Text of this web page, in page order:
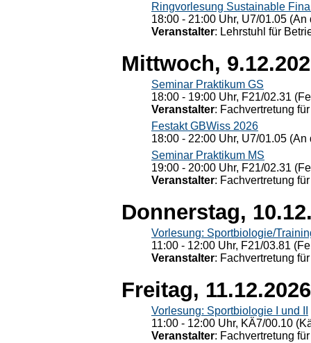
Ringvorlesung Sustainable
18:00 - 21:00 Uhr, U7/01.05
Veranstalter: Lehrstuhl für
Mittwoch,
Seminar Praktikum GS
18:00 - 19:00 Uhr, F21/02.31
Veranstalter: Fachvertretung
Festakt GBWiss 2026
18:00 - 22:00 Uhr, U7/01.05
Seminar Praktikum MS
19:00 - 20:00 Uhr, F21/02.31
Veranstalter: Fachvertretung
Donnerstag,
Vorlesung: Sportbiologie/
11:00 - 12:00 Uhr, F21/03.81
Veranstalter: Fachvertretung
Freitag, 11.12.2026
Vorlesung: Sportbiologie I und II
11:00 - 12:00 Uhr, KÄ7/00.10
Veranstalter: Fachvertretung